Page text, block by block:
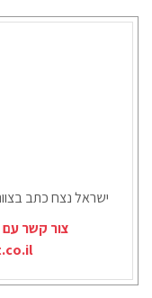
ישראל נצח כתב
צור קשר